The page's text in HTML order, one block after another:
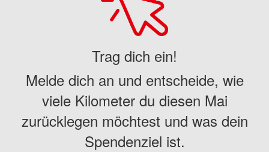
Trag dich ein!
Melde dich an und entscheide, wie
viele Kilometer du diesen Mai
zurücklegen möchtest und was dein
Spendenziel ist.